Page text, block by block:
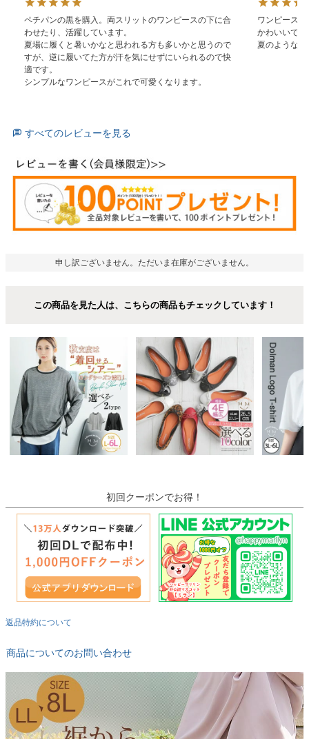
ペチパンの黒を購入。両スリットのワンピースの下に合
わせたり、活躍しています。
夏場に履くと暑いかなと思われる方も多いかと思うので
すが、逆に履いてた方が汗を気にせずにいられるので快
適です。
シンプルなワンピースがこれで可愛くなります。
ワンピース
かわいいです
夏のような
すべてのレビューを見る
申し訳ございません。ただいま在庫がございません。
この商品を見た人は、こちらの商品もチェックしています！
初回クーポンでお得！
返品特約について
商品についてのお問い合わせ